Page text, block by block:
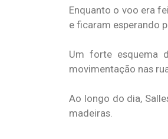
Enquanto o voo era
e ficaram esperando
Um forte esquema
movimentação nas
Ao longo do dia,
madeiras.